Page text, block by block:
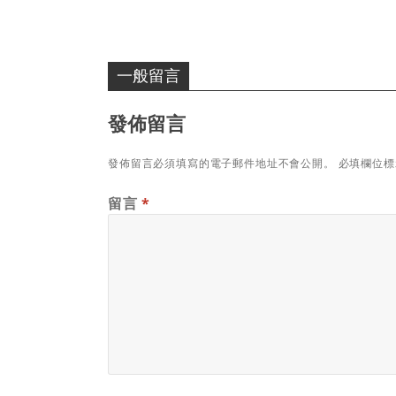
一般留言
發佈留言
發佈留言必須填寫的電子郵件地址不會公開。 必填欄位
留言 *